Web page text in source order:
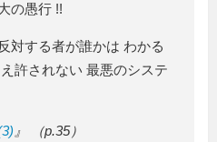
の愚行 !!
対する者が誰かは わかる
許されない 最悪のシステ
』 （p.35）